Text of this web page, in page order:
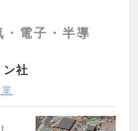
電子・半導
社